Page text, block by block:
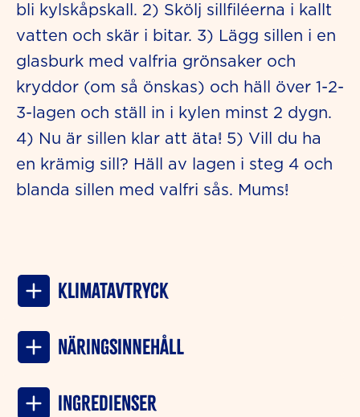
bli kylskåpskall. 2) Skölj sillfiléerna i kallt
vatten och skär i bitar. 3) Lägg sillen i en
glasburk med valfria grönsaker och
kryddor (om så önskas) och häll över 1-2-
3-lagen och ställ in i kylen minst 2 dygn.
4) Nu är sillen klar att äta! 5) Vill du ha
en krämig sill? Häll av lagen i steg 4 och
blanda sillen med valfri sås. Mums!
Klimatavtryck
NÄRINGSINNEHÅLL
INGREDIENSER